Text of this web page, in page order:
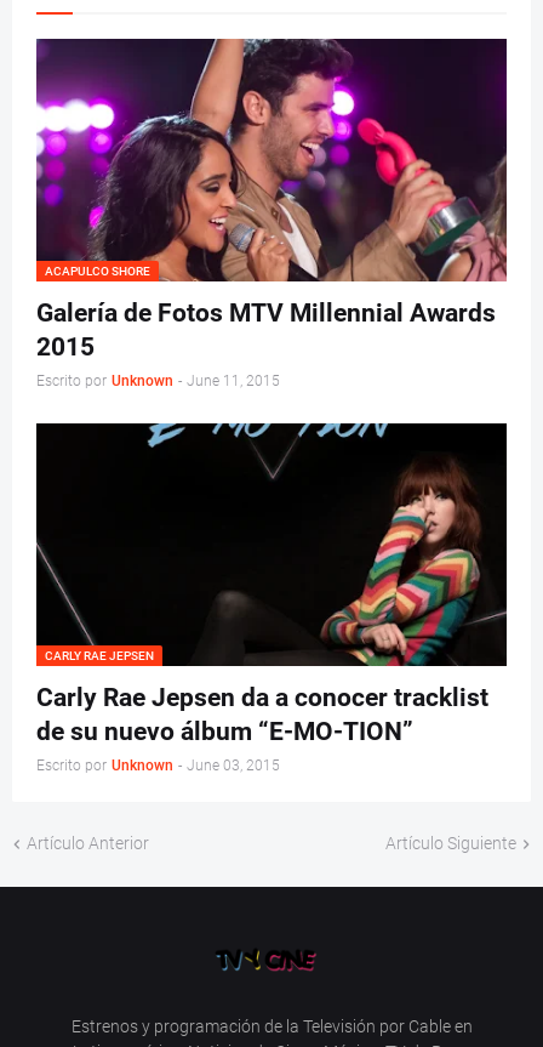
ACAPULCO SHORE
Galería de Fotos MTV Millennial Awards
2015
Escrito por Unknown - June 11, 2015
CARLY RAE JEPSEN
Carly Rae Jepsen da a conocer tracklist
de su nuevo álbum “E-MO-TION”
Escrito por Unknown - June 03, 2015
Artículo Anterior Artículo Siguiente
Estrenos y programación de la Televisión por Cable en